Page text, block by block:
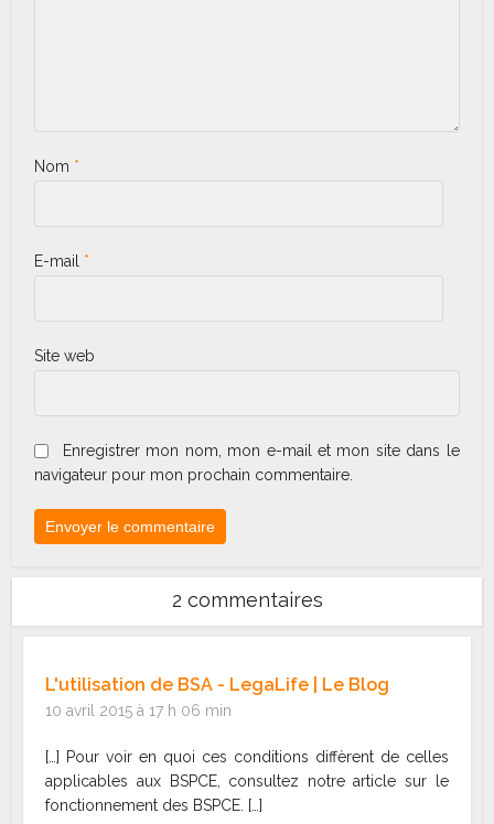
Nom *
E-mail *
Site web
Enregistrer mon nom, mon e-mail et mon site dans le
navigateur pour mon prochain commentaire.
2 commentaires
L'utilisation de BSA - LegaLife | Le Blog
10 avril 2015 à 17 h 06 min
[…] Pour voir en quoi ces conditions diffèrent de celles
applicables aux BSPCE, consultez notre article sur le
fonctionnement des BSPCE. […]